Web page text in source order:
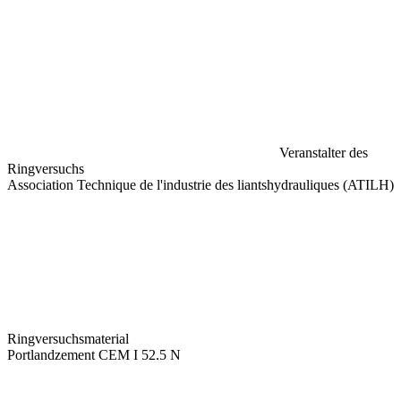
Veranstalter des
Ringversuchs
Association Technique de l'industrie des liantshydrauliques (ATILH)
Ringversuchsmaterial
Portlandzement CEM I 52.5 N